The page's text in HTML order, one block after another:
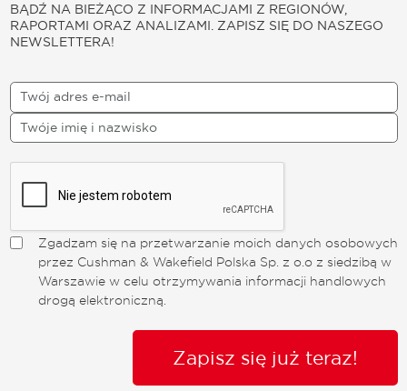
BĄDŹ NA BIEŻĄCO Z INFORMACJAMI Z REGIONÓW,
RAPORTAMI ORAZ ANALIZAMI. ZAPISZ SIĘ DO NASZEGO
NEWSLETTERA!
Zgadzam się na przetwarzanie moich danych osobowych
przez Cushman & Wakefield Polska Sp. z o.o z siedzibą w
Warszawie w celu otrzymywania informacji handlowych
drogą elektroniczną.
Zapisz się już teraz!